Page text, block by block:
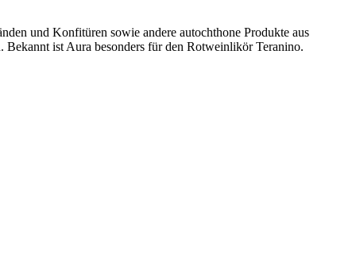
und Konfitüren sowie andere autochthone Produkte aus
ist Aura besonders für den Rotweinlikör Teranino.